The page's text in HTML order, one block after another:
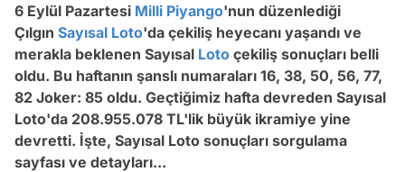
6 Eylül Pazartesi Milli Piyango'nun düzenlediği
Çılgın Sayısal Loto'da çekiliş heyecanı yaşandı ve
merakla beklenen Sayısal Loto çekiliş sonuçları belli
oldu. Bu haftanın şanslı numaraları 16, 38, 50, 56, 77,
82 Joker: 85 oldu. Geçtiğimiz hafta devreden Sayısal
Loto'da 208.955.078 TL'lik büyük ikramiye yine
devretti. İşte, Sayısal Loto sonuçları sorgulama
sayfası ve detayları...